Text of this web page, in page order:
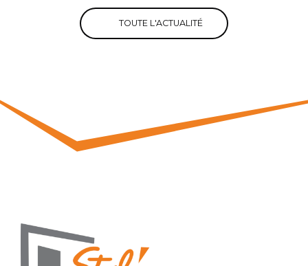
TOUTE L'ACTUALITÉ